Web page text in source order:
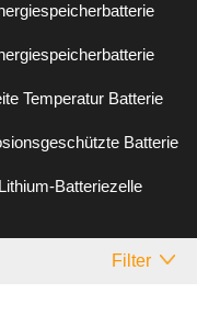
Temperatur Batterie
Batterie
Lithium-Batteriezelle
Filter